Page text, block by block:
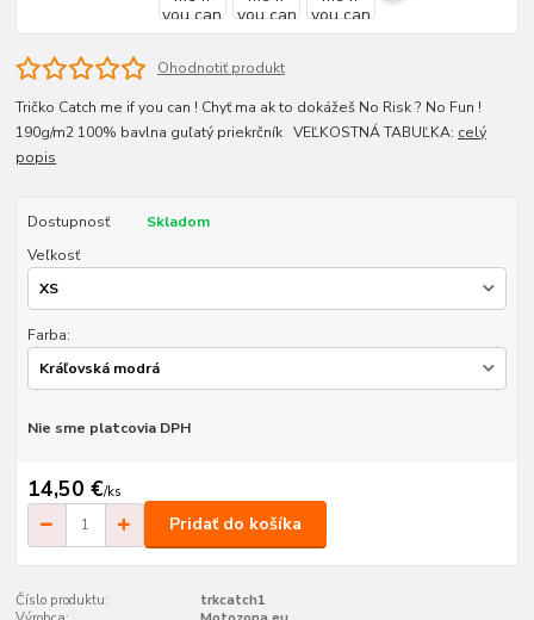
Ohodnotiť produkt
Tričko Catch me if you can ! Chyť ma ak to dokážeš No Risk ? No Fun !
190g/m2 100% bavlna guľatý priekrčník VEĽKOSTNÁ TABUĽKA: celý
popis
Dostupnosť
Skladom
Veľkosť
Farba:
Nie sme platcovia DPH
14,50 €/ks
Pridať do košíka
Číslo produktu:
trkcatch1